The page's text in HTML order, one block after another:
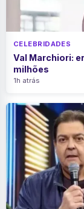
CELEBRIDADES
Val Marchiori:
milhões
1h atrás